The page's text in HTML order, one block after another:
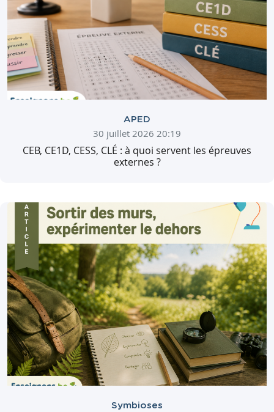
APED
30 juillet 2026 20:19
CEB, CE1D, CESS, CLÉ : à quoi servent les épreuves
externes ?
Symbioses